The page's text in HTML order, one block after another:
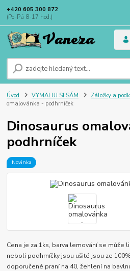
+420 605 300 872
(Po-Pá 8-17 hod.)
Úvod VYMALUJ SI SÁM Záložky a
omalovánka - podhrníček
Dinosaurus
podhrníček
Novinka
Cena je za 1ks, barva lemování se může
neboli podhrníčky jsou ušité jsou ze
doporučené praní na 40, žehlení na